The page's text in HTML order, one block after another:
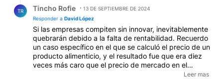
TR Tincho Rofie
13 DE SEPTIEMBRE DE 2024
Responder a David López
Si las empresas compiten sin innovar, inevitablemente
quebrarán debido a la falta de rentabilidad. Recuerdo
un caso específico en el que se calculó el precio de un
producto alimenticio, y el resultado fue que era diez
veces más caro que el precio de mercado en el
supermercado. La solución se encontró mediante el
Leer mas